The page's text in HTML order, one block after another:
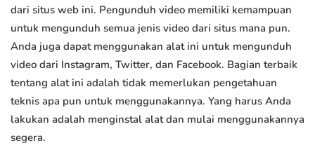
dari situs web ini. Pengunduh video memiliki kemampuan
untuk mengunduh semua jenis video dari situs mana pun.
Anda juga dapat menggunakan alat ini untuk mengunduh
video dari Instagram, Twitter, dan Facebook. Bagian terbaik
tentang alat ini adalah tidak memerlukan pengetahuan
teknis apa pun untuk menggunakannya. Yang harus Anda
lakukan adalah menginstal alat dan mulai menggunakannya
segera.